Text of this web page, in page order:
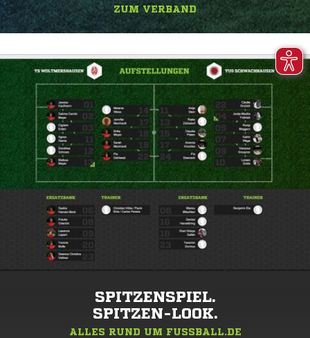
ZUM VERBAND
SPITZENSPIEL.
SPITZEN-LOOK.
ALLES RUND UM FUSSBALL.DE